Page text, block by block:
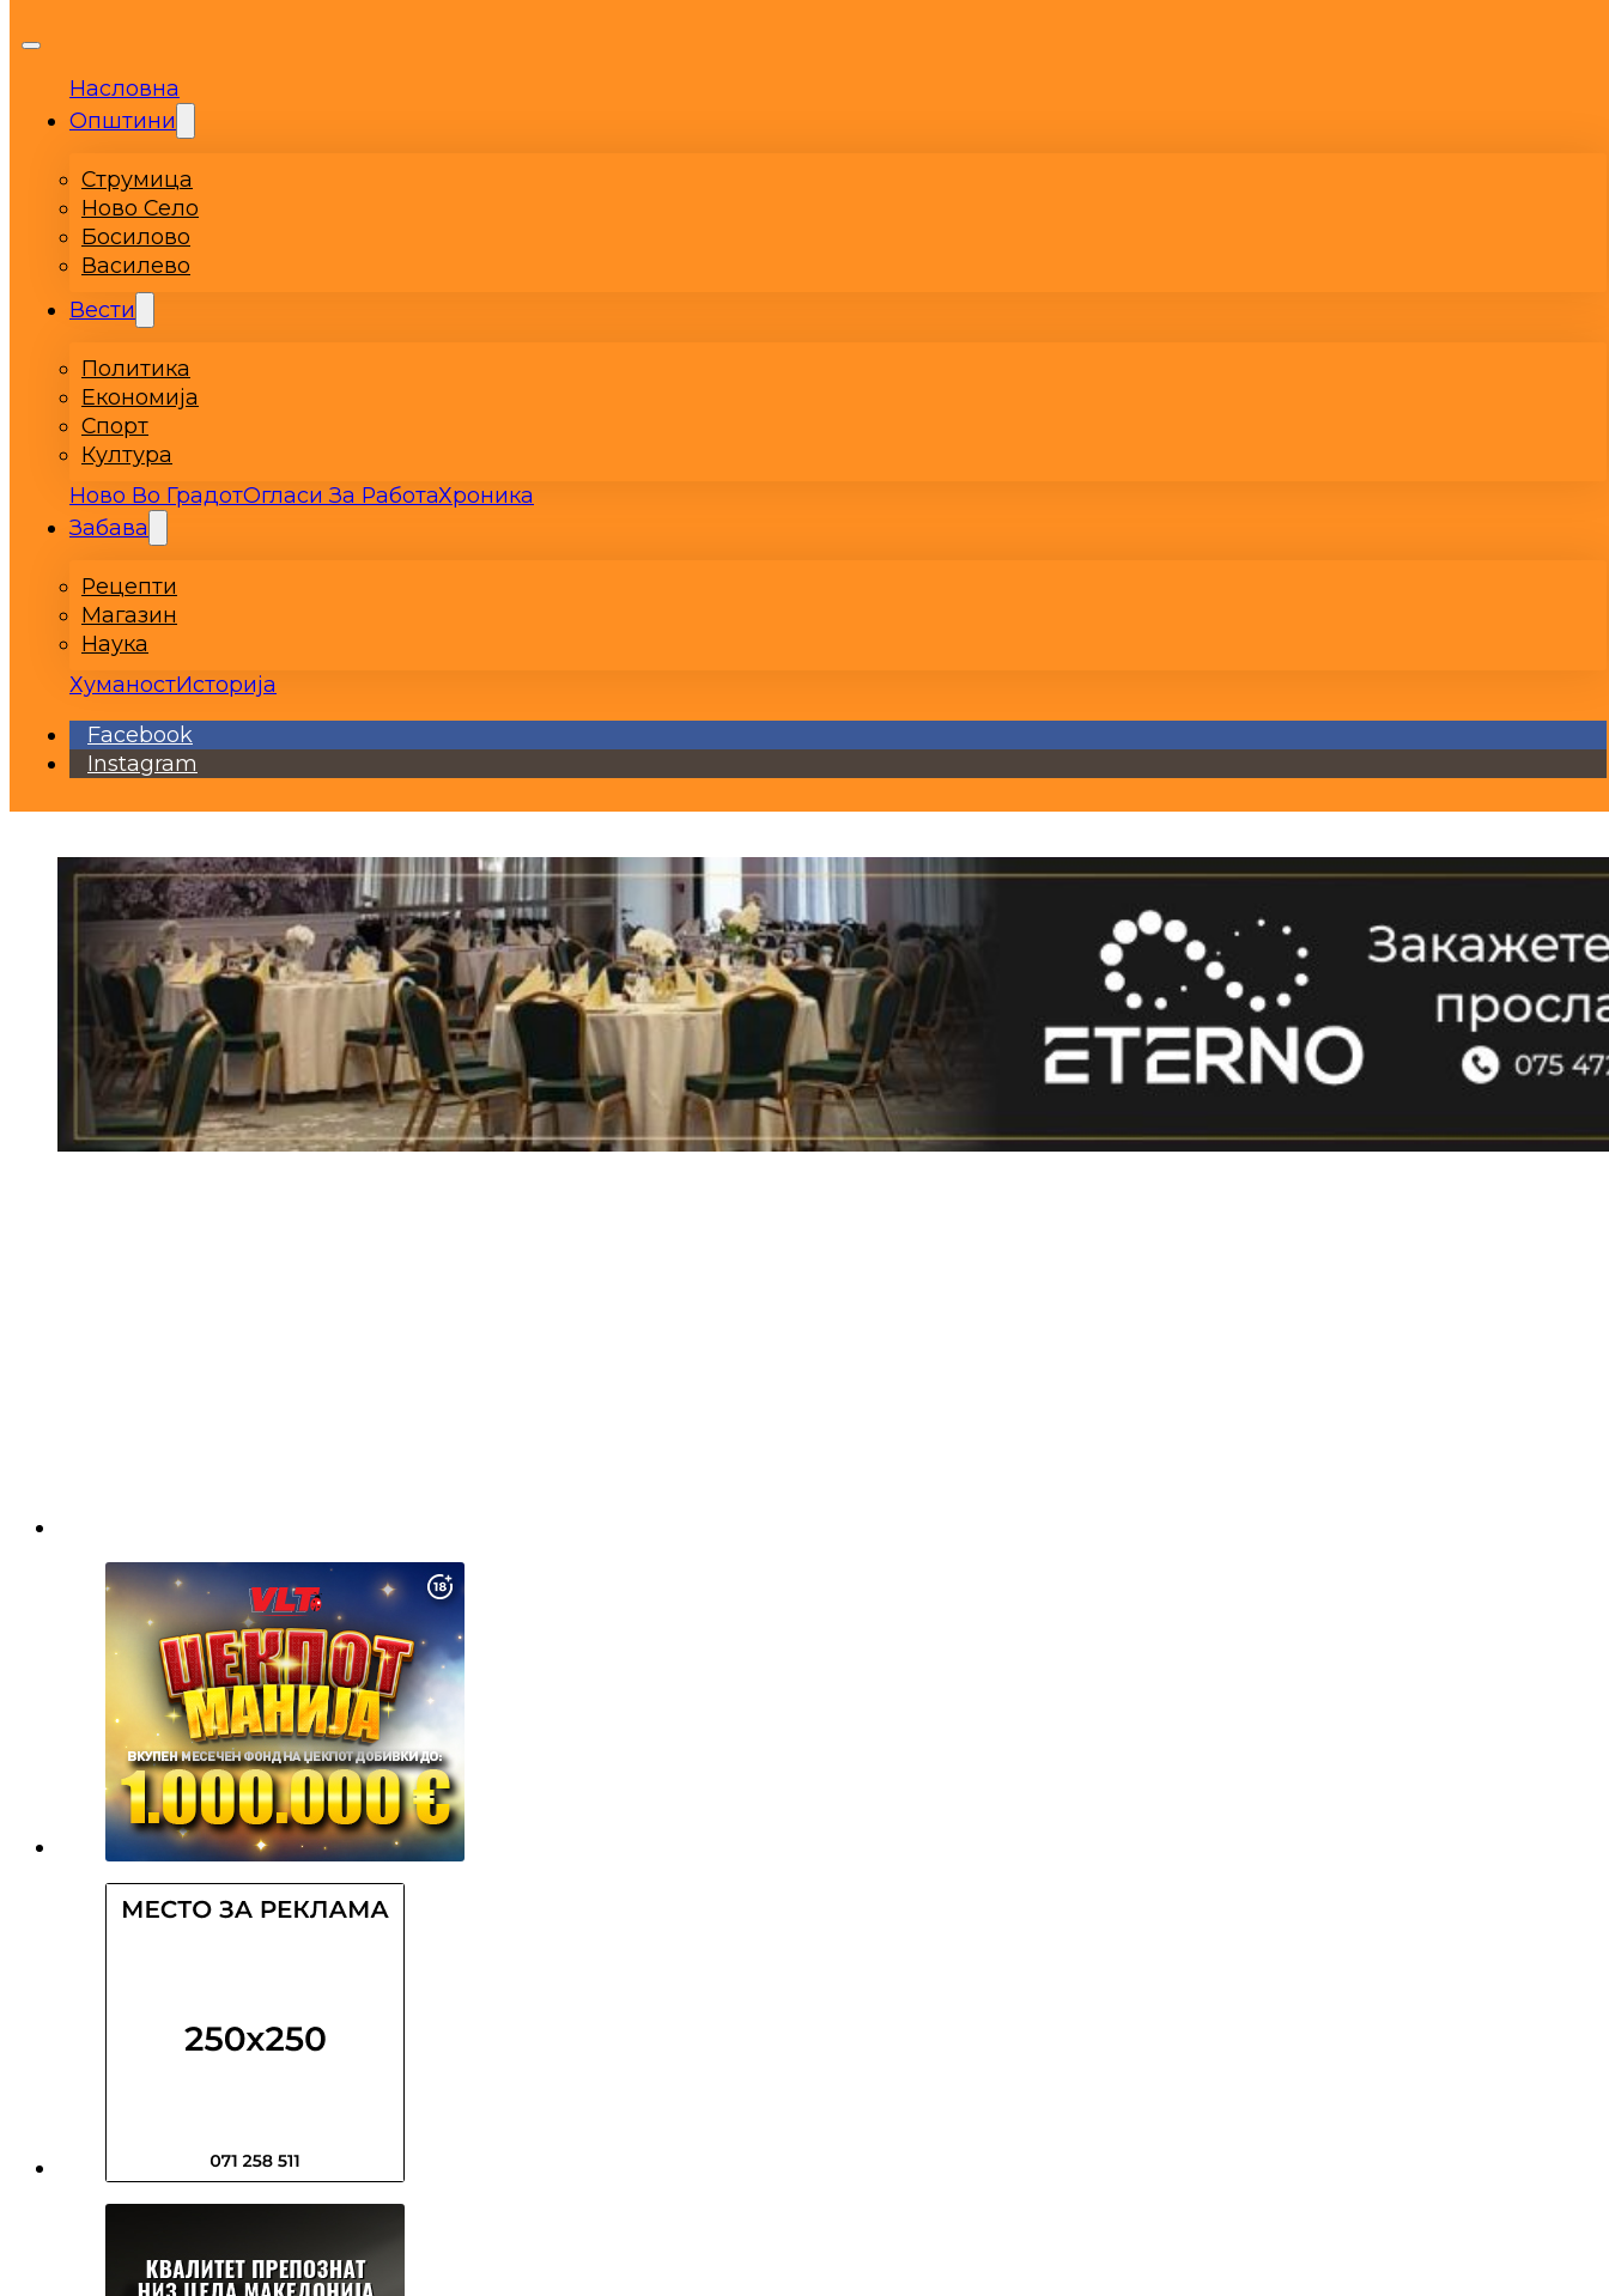
Насловна
Општини
Струмица
Ново Село
Босилово
Василево
Вести
Политика
Економија
Спорт
Култура
Ново Во ГрадотОгласи За РаботаХроника
Забава
Рецепти
Магазин
Наука
ХуманостИсторија
Facebook
Instagram